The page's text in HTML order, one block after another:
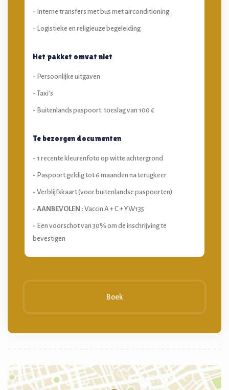
- Interne transfers met bus met airconditioning
- Logistieke en religieuze begeleiding
Het pakket omvat niet
- Persoonlijke uitgaven
- Taxi’s
- Buitenlands paspoort: toeslag van 100 €
Te bezorgen documenten
- 1 recente kleurenfoto op witte achtergrond
- Paspoort geldig tot 6 maanden na terugkeer
- Verblijfskaart (voor buitenlandse paspoorten)
- AANBEVOLEN : Vaccin A + C + YW135
- Een voorschot van 30% om de inschrijving te
bevestigen
Boek